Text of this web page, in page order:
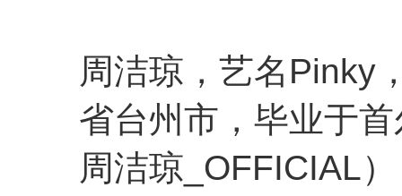
周洁琼，艺名Pinky
省台州市，毕业于
周洁琼_OFFICIAL）